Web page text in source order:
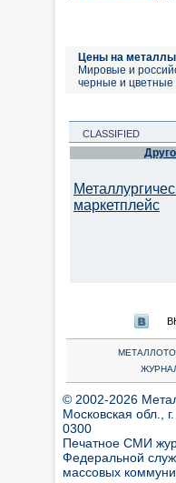
Цены на металлы
Мировые и
черные и
CLASSIFIED
маркетплейс
© 2002-2026
Московская обл.,
0300
Печатное СМИ
Федеральной
массовых